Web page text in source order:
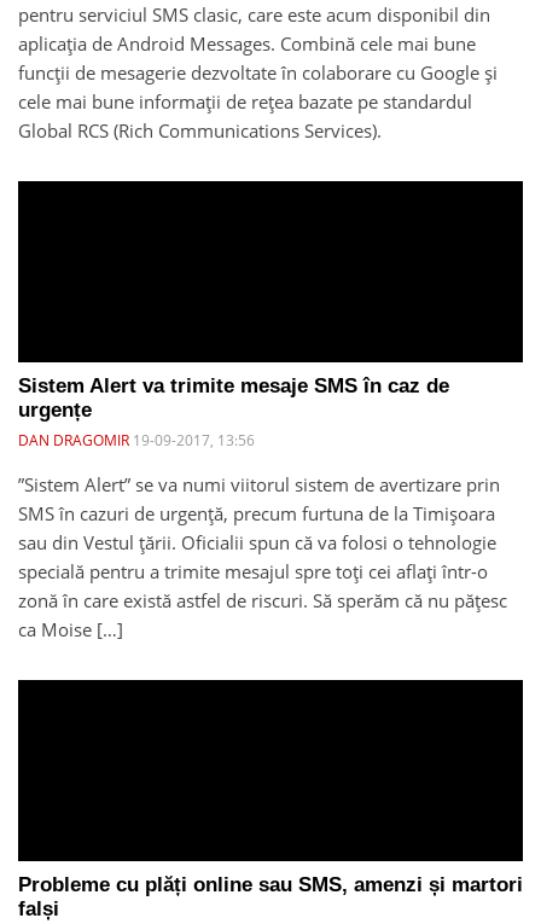
pentru serviciul SMS clasic, care este acum disponibil din
aplicația de Android Messages. Combină cele mai bune
funcții de mesagerie dezvoltate în colaborare cu Google și
cele mai bune informații de rețea bazate pe standardul
Global RCS (Rich Communications Services).
Sistem Alert va trimite mesaje SMS în caz de
urgențe
DAN DRAGOMIR 19-09-2017, 13:56
”Sistem Alert” se va numi viitorul sistem de avertizare prin
SMS în cazuri de urgenţă, precum furtuna de la Timișoara
sau din Vestul țării. Oficialii spun că va folosi o tehnologie
specială pentru a trimite mesajul spre toți cei aflați într-o
zonă în care există astfel de riscuri. Să sperăm că nu pățesc
ca Moise […]
Probleme cu plăți online sau SMS, amenzi și martori
falși